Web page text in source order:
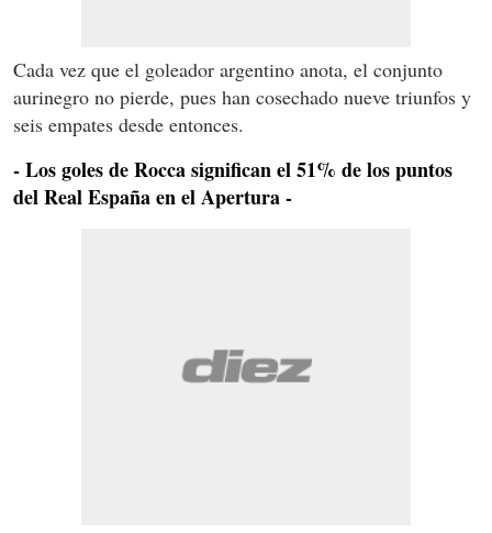
Cada vez que el goleador argentino anota, el conjunto
aurinegro no pierde, pues han cosechado nueve triunfos y
seis empates desde entonces.
- Los goles de Rocca significan el 51% de los puntos
del Real España en el Apertura -